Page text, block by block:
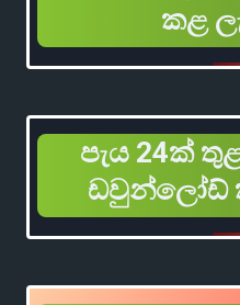
කළ
පැය 24ක්
ඩවුන්ලෝඩ්